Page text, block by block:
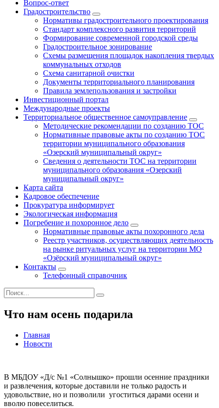
Вопрос-ответ
Градостроительство
Нормативы градостроительного проектирования
Стандарт комплексного развития территорий
Формирование современной городской среды
Градостроительное зонирование
Схемы размещения площадок накопления твердых
коммунальных отходов
Схема санитарной очистки
Документы территориального планирования
Правила землепользования и застройки
Инвестиционный портал
Международные проекты
Территориальное общественное самоуправление
Методические рекомендации по созданию ТОС
Нормативные правовые акты по созданию ТОС
территории муниципального образования
«Озерский муниципальный округ»
Сведения о деятельности ТОС на территории
муниципального образования «Озерский
муниципальный округ»
Карта сайта
Кадровое обеспечение
Прокуратура информирует
Экологическая информация
Погребение и похоронное дело
Нормативные правовые акты похоронного дела
Реестр участников, осуществляющих деятельность
на рынке ритуальных услуг на территории МО
«Озёрский муниципальный округ»
Контакты
Телефонный справочник
Что нам осень подарила
Главная
Новости
В МБДОУ «Д/с №1 «Солнышко» прошли осенние праздники
и развлечения, которые доставили не только радость и
удовольствие, но и позволили угоститься дарами осени и
вволю повеселиться.